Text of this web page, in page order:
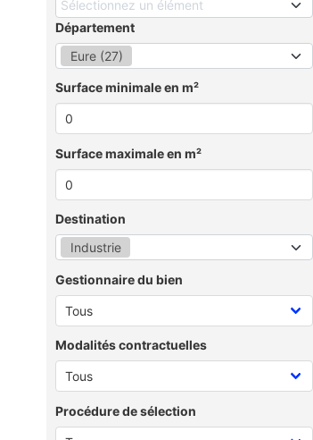
Sélectionnez un élément
Département
Eure (27)
Surface minimale en m²
Surface maximale en m²
Destination
Industrie
Gestionnaire du bien
Modalités contractuelles
Procédure de sélection